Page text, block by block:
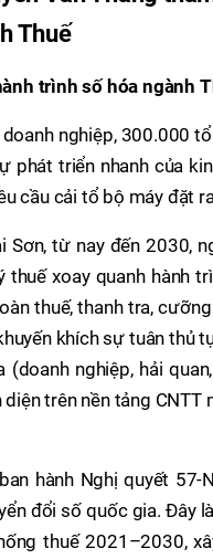
Thuế
trình số hóa ngành
nghiệp, 300.000
phát triển nhanh của
cầu cải tổ bộ máy đặt
từ nay đến 2030,
xoay quanh hành
thuế, thanh tra,
khích sự tuân thủ
nghiệp, hải
trên nền tảng CNTT
hành Nghị quyết
đổi số quốc gia. Đây
thuế 2021–2030,